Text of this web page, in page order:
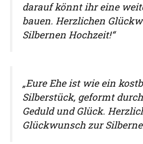
darauf könnt ihr eine
bauen. Herzlichen
Silbernen Hochzeit!“
„Eure Ehe ist wie ein
Silberstück, geformt
Geduld und Glück.
Glückwunsch zur